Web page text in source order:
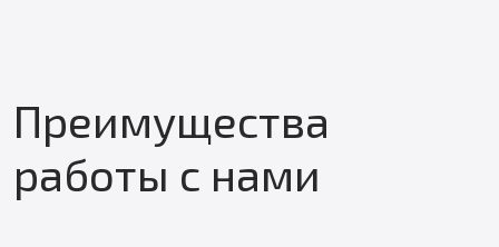
Преимущества
работы с нами